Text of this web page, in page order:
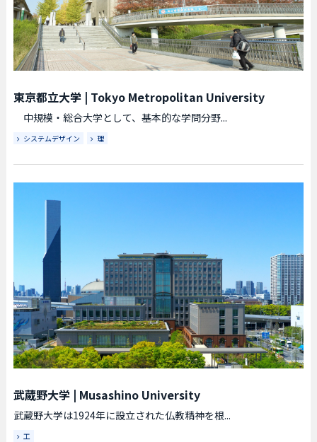
東京都立大学| Tokyo Metropolitan University
中規模・総合大学として、基本的な学問分野...
システムデザイン 理
武蔵野大学| Musashino University
武蔵野大学は1924年に設立された仏教精神を根...
工